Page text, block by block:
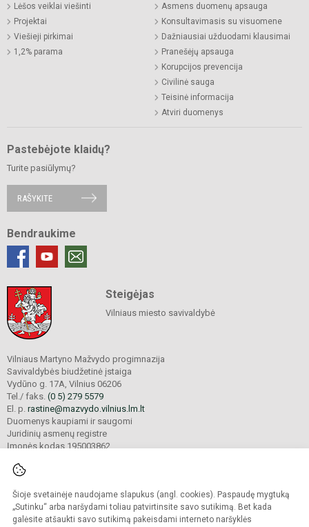
Šioje svetainėje naudojame slapukus (angl. cookies). Paspaudę mygtuką
„Sutinku“ arba naršydami toliau patvirtinsite savo sutikimą. Bet kada
galėsite atšaukti savo sutikimą pakeisdami interneto naršyklės
Lėšos veiklai viešinti
Projektai
Viešieji pirkimai
1,2% parama
Asmens duomenų apsauga
Konsultavimasis su visuomene
Dažniausiai užduodami klausimai
Pranešėjų apsauga
Korupcijos prevencija
Civilinė sauga
Teisinė informacija
Atviri duomenys
Pastebėjote klaidų?
Turite pasiūlymų?
RAŠYKITE
Bendraukime
Steigėjas
Vilniaus miesto savivaldybė
Vilniaus Martyno Mažvydo progimnazija
Savivaldybės biudžetinė įstaiga
Vydūno g. 17A, Vilnius 06206
Tel./ faks. (0 5) 279 5579
El. p. rastine@mazvydo.vilnius.lm.lt
Duomenys kaupiami ir saugomi
Juridinių asmenų registre
Įmonės kodas 195003862
© 2022. Vilniaus Martyno Mažvydo progimnazija. Visos teisės saugomos.
Kopijuoti turinį be raštiško įstaigos administracijos sutikimo griežtai draudžiama.
Prieinamumo paraiška Slapukų valdymas